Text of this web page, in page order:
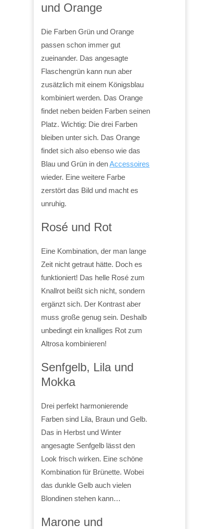
und Orange
Die Farben Grün und Orange
passen schon immer gut
zueinander. Das angesagte
Flaschengrün kann nun aber
zusätzlich mit einem Königsblau
kombiniert werden. Das Orange
findet neben beiden Farben seinen
Platz. Wichtig: Die drei Farben
bleiben unter sich. Das Orange
findet sich also ebenso wie das
Blau und Grün in denAccessoires
wieder. Eine weitere Farbe
zerstört das Bild und macht es
unruhig.
Rosé und Rot
Eine Kombination, der man lange
Zeit nicht getraut hätte. Doch es
funktioniert! Das helle Rosé zum
Knallrot beißt sich nicht, sondern
ergänzt sich. Der Kontrast aber
muss große genug sein. Deshalb
unbedingt ein knalliges Rot zum
Altrosa kombinieren!
Senfgelb, Lila und
Mokka
Drei perfekt harmonierende
Farben sind Lila, Braun und Gelb.
Das in Herbst und Winter
angesagte Senfgelb lässt den
Look frisch wirken. Eine schöne
Kombination für Brünette. Wobei
das dunkle Gelb auch vielen
Blondinen stehen kann…
Marone und